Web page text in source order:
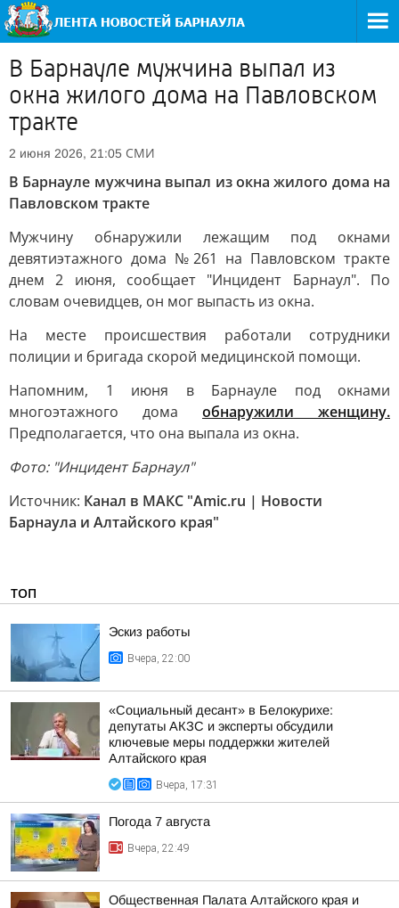
В Барнауле мужчина выпал из
окна жилого дома на Павловском
тракте
2 июня 2026, 21:05 СМИ
В Барнауле мужчина выпал из окна жилого дома на
Павловском тракте
Мужчину обнаружили лежащим под окнами
девятиэтажного дома №261 на Павловском тракте
днем 2 июня, сообщает "Инцидент Барнаул". По
словам очевидцев, он мог выпасть из окна.
На месте происшествия работали сотрудники
полиции и бригада скорой медицинской помощи.
Напомним, 1 июня в Барнауле под окнами
многоэтажного дома обнаружили женщину.
Предполагается, что она выпала из окна.
Фото: "Инцидент Барнаул"
Источник: Канал в МАКС "Amic.ru | Новости
Барнаула и Алтайского края"
ТОП
Эскиз работы
Вчера, 22:00
«Социальный десант» в Белокурихе:
депутаты АКЗС и эксперты обсудили
ключевые меры поддержки жителей
Алтайского края
Вчера, 17:31
Погода 7 августа
Вчера, 22:49
Общественная Палата Алтайского края и